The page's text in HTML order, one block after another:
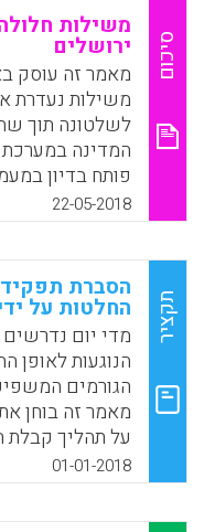
הבסיסיים
פיגומים
ללמידה
, 2017).
סיכום
משילות
ירושלים
מאמר זה עוסק
משילות נעדרת
לשלטונה תוך
המדינה
פותח בדיון
במשפט
מתאר את חסר
בקרב תושבי
הלגיטימיות
הלימודים
במאמר מתוארים
השלמה ובצדה
לנוכח מצבי
ששורשיה אינם
ישיר.
22-05-2018
תקציר
הסברת
החלטות על
מדי יום
הנוגעות לאופן
הגורמים
מאמר זה בוחן
על תהליך
ביניים, במסגרת
שהשימוש
למורים לקבל
01-01-2018